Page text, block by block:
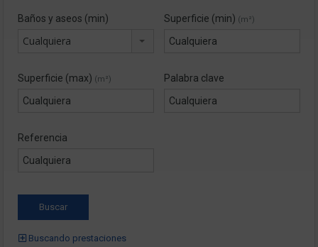
Baños y aseos (min)
Cualquiera
Superficie (min) (m²)
Superficie (max) (m²) Palabra clave
Referencia
Buscando prestaciones